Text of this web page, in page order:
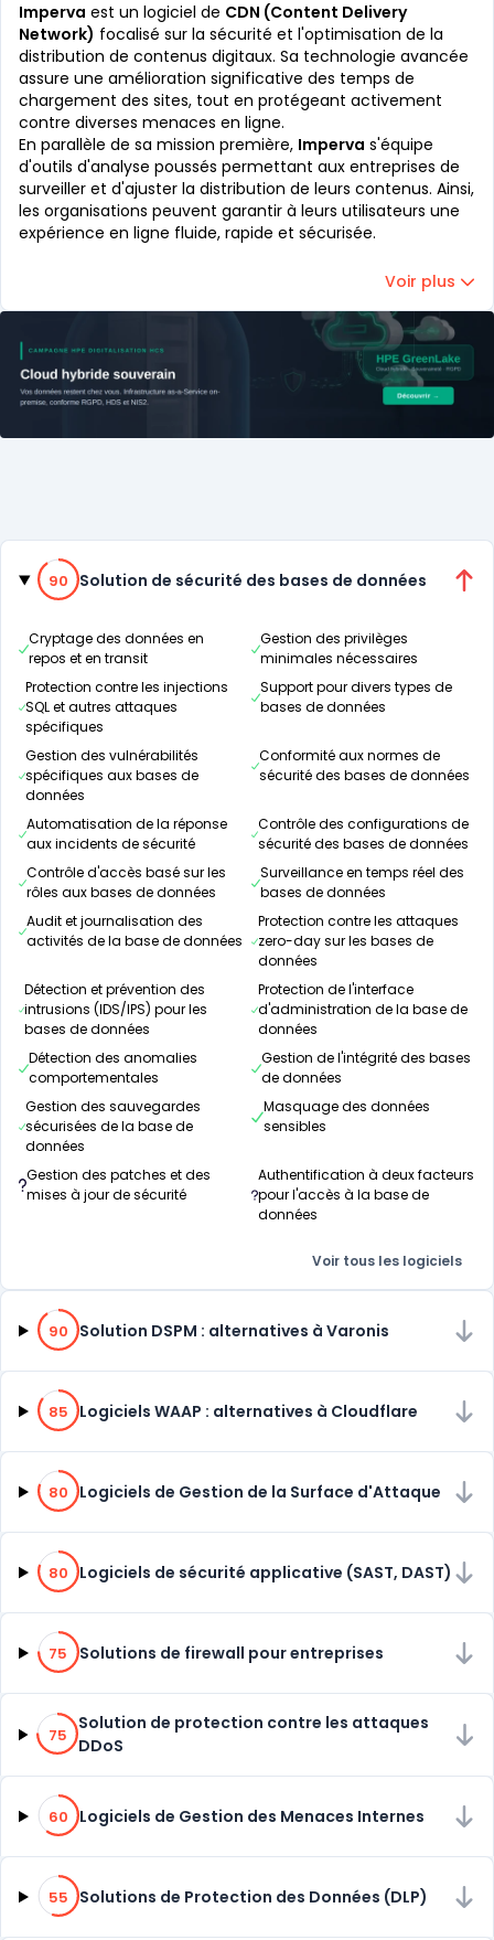
Imperva est un logiciel de CDN (Content Delivery
Network) focalisé sur la sécurité et l'optimisation de la
distribution de contenus digitaux. Sa technologie avancée
assure une amélioration significative des temps de
chargement des sites, tout en protégeant activement
contre diverses menaces en ligne.
En parallèle de sa mission première, Imperva s'équipe
d'outils d'analyse poussés permettant aux entreprises de
surveiller et d'ajuster la distribution de leurs contenus. Ainsi,
les organisations peuvent garantir à leurs utilisateurs une
expérience en ligne fluide, rapide et sécurisée.
Voir plus
Catégories
90% de compatibilité
90 Solution de sécurité des bases de données
Cryptage des données en
repos et en transit
Gestion des privilèges
minimales nécessaires
Protection contre les injections
SQL et autres attaques
spécifiques
Support pour divers types de
bases de données
Gestion des vulnérabilités
spécifiques aux bases de
données
Conformité aux normes de
sécurité des bases de données
Automatisation de la réponse
aux incidents de sécurité
Contrôle des configurations de
sécurité des bases de données
Contrôle d'accès basé sur les
rôles aux bases de données
Surveillance en temps réel des
bases de données
Audit et journalisation des
activités de la base de données
Protection contre les attaques
zero-day sur les bases de
données
Détection et prévention des
intrusions (IDS/IPS) pour les
bases de données
Protection de l'interface
d'administration de la base de
données
Détection des anomalies
comportementales
Gestion de l'intégrité des bases
de données
Gestion des sauvegardes
sécurisées de la base de
données
Masquage des données
sensibles
Gestion des patches et des
mises à jour de sécurité
Authentification à deux facteurs
pour l'accès à la base de
données
Voir tous les logiciels
90% de compatibilité
90 Solution DSPM : alternatives à Varonis
85% de compatibilité
85 Logiciels WAAP : alternatives à Cloudflare
80% de compatibilité
80 Logiciels de Gestion de la Surface d'Attaque
80% de compatibilité
80 Logiciels de sécurité applicative (SAST, DAST)
75% de compatibilité
75 Solutions de firewall pour entreprises
75% de compatibilité
75
Solution de protection contre les attaques
DDoS
60% de compatibilité
60 Logiciels de Gestion des Menaces Internes
55% de compatibilité
55 Solutions de Protection des Données (DLP)